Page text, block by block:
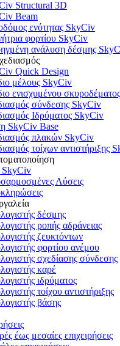
Structural 3D
Beam
ενότητας SkyCiv
φορτίου SkyCiv
ανάλυση δέσμης
Quick Design
μέλους SkyCiv
ενισχυμένου
σύνδεσης SkyCiv
Ιδρύματος SkyCiv
SkyCiv Base
πλακών SkyCiv
τοίχων αντιστήριξης
Λύσεις
δέσμης
ροπής αδράνειας
ζευκτόντων
φορτίου ανέμου
σχεδίασης σύνδεσης
καρέ
ιδρύματος
τοίχου αντιστήριξης
βάσης
έως μεσαίες επιχειρήσεις